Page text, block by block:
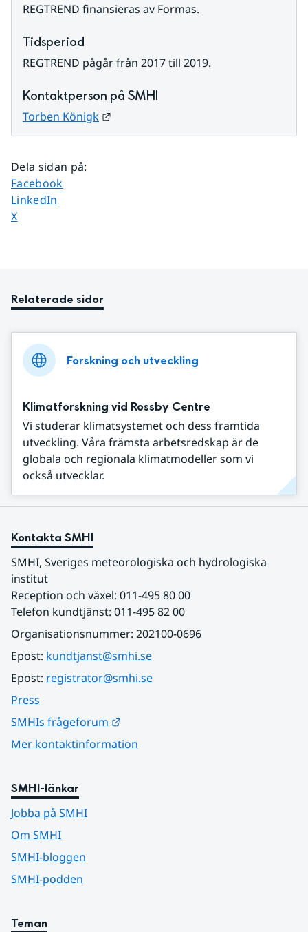
REGTREND finansieras av Formas.
Tidsperiod
REGTREND pågår från 2017 till 2019.
Kontaktperson på SMHI
Torben Königk
Dela sidan på:
Dela sidan på
Facebook
Dela sidan på
LinkedIn
Dela sidan på
X
Relaterade sidor
Forskning och utveckling
Klimatforskning vid Rossby Centre
Vi studerar klimatsystemet och dess framtida
utveckling. Våra främsta arbetsredskap är de
globala och regionala klimatmodeller som vi
också utvecklar.
Kontakta SMHI
SMHI, Sveriges meteorologiska och hydrologiska
institut
Reception och växel: 011-495 80 00
Telefon kundtjänst: 011-495 82 00
Organisationsnummer: 202100-0696
Epost: kundtjanst@smhi.se
Epost: registrator@smhi.se
Press
SMHIs frågeforum
Mer kontaktinformation
SMHI-länkar
Jobba på SMHI
Om SMHI
SMHI-bloggen
SMHI-podden
Teman